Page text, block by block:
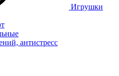
Игрушки
антистресс